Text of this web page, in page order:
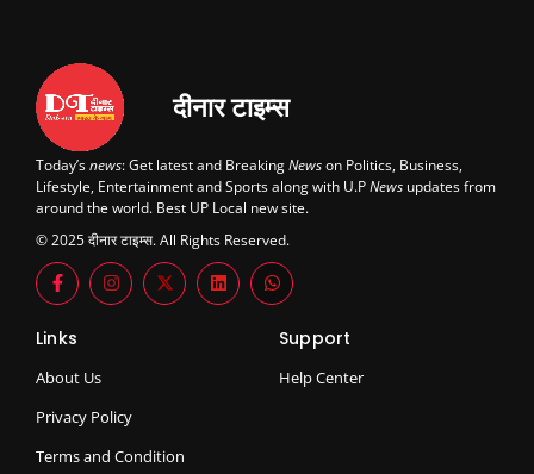
दीनार टाइम्स
Today’snews: Get latest and BreakingNewson Politics, Business,
Lifestyle, Entertainment and Sports along with U.PNews updates from
around the world. Best UP Local new site.
© 2025 दीनार टाइम्स. All Rights Reserved.
Links
About Us
Privacy Policy
Terms and Condition
Support
Help Center